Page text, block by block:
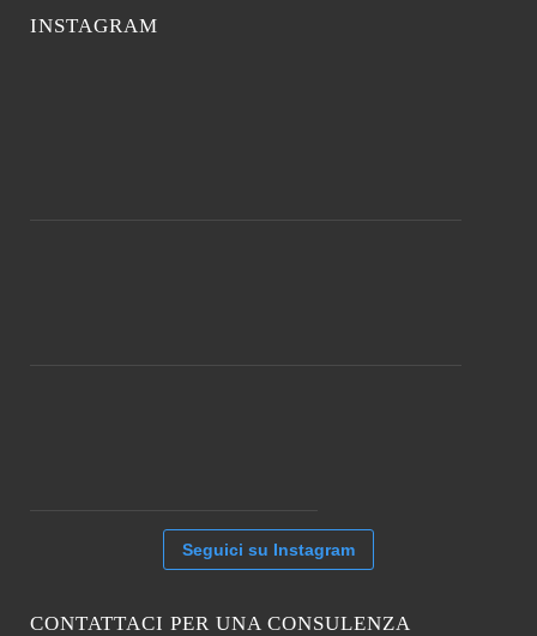
INSTAGRAM
Seguici su Instagram
CONTATTACI PER UNA CONSULENZA